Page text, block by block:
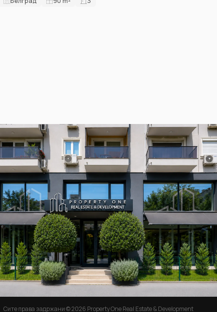
Сите права задржани © 2026 Property One Real Estate & Development